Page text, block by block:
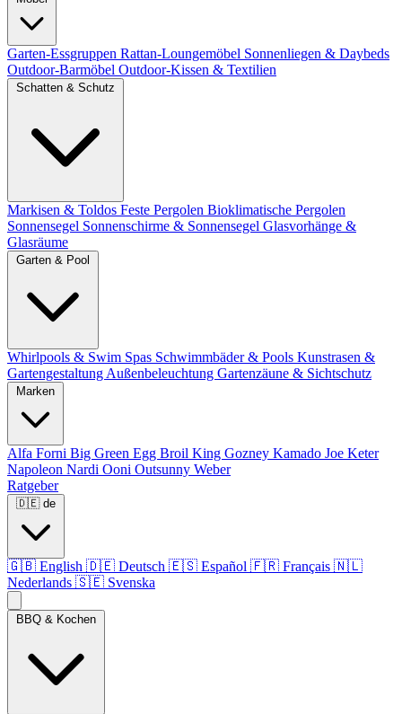
Garten-Essgruppen Rattan-Loungemöbel Sonnenliegen & Daybeds
Outdoor-Barmöbel Outdoor-Kissen & Textilien
Markisen & Toldos Feste Pergolen Bioklimatische Pergolen
Sonnensegel Sonnenschirme & Sonnensegel Glasvorhänge &
Glasräume
Whirlpools & Swim Spas Schwimmbäder & Pools Kunstrasen &
Gartengestaltung Außenbeleuchtung Gartenzäune & Sichtschutz
Alfa Forni Big Green Egg Broil King Gozney Kamado Joe Keter
Napoleon Nardi Ooni Outsunny Weber
Ratgeber
🇩🇪 de
🇬🇧 English 🇩🇪 Deutsch 🇪🇸 Español 🇫🇷 Français 🇳🇱
Nederlands 🇸🇪 Svenska